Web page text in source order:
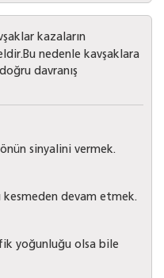
kazaların
nedenle kavşaklara
davranış
sinyalini vermek.
kesmeden devam etmek.
yoğunluğu olsa bile